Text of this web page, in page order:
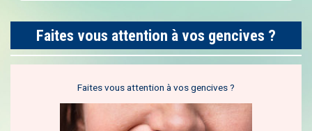
Faites vous attention à vos gencives ?
Faites vous attention à vos gencives ?